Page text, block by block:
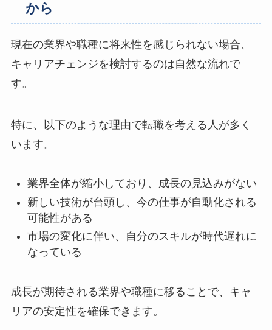
から
現在の業界や職種に将来性を感じられない場合、
キャリアチェンジを検討するのは自然な流れで
す。
特に、以下のような理由で転職を考える人が多く
います。
業界全体が縮小しており、成長の見込みがない
新しい技術が台頭し、今の仕事が自動化される
可能性がある
市場の変化に伴い、自分のスキルが時代遅れに
なっている
成長が期待される業界や職種に移ることで、キャ
リアの安定性を確保できます。